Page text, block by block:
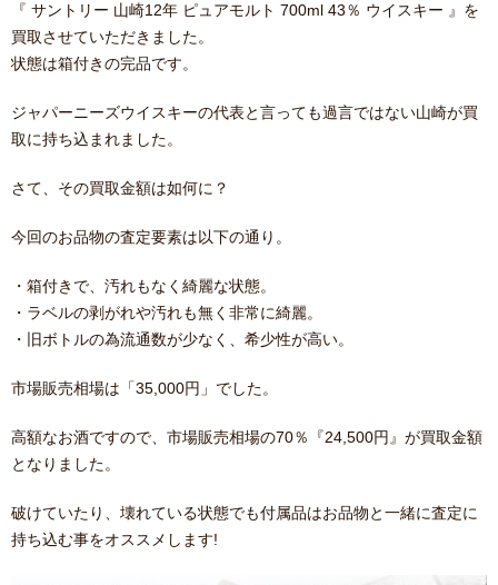
『 サントリー 山崎12年 ピュアモルト 700ml 43％ ウイスキー 』を
買取させていただきました。
状態は箱付きの完品です。
ジャパーニーズウイスキーの代表と言っても過言ではない山崎が買
取に持ち込まれました。
さて、その買取金額は如何に？
今回のお品物の査定要素は以下の通り。
・箱付きで、汚れもなく綺麗な状態。
・ラベルの剥がれや汚れも無く非常に綺麗。
・旧ボトルの為流通数が少なく、希少性が高い。
市場販売相場は「35,000円」でした。
高額なお酒ですので、市場販売相場の70％『24,500円』が買取金額
となりました。
破けていたり、壊れている状態でも付属品はお品物と一緒に査定に
持ち込む事をオススメします!